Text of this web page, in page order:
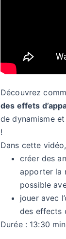
Découvrez
des effets
de dynamisme
!
Dans cette
créer des
apporter la
possible
jouer avec
des effects
Durée : 13:30